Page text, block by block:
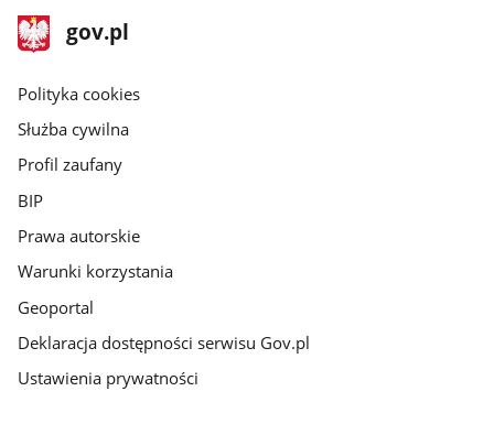
stopka
gov.pl
Strona
gov.pl
gov.pl
Polityka cookies
Służba cywilna
Profil zaufany
BIP
Prawa autorskie
Warunki korzystania
Geoportal
Deklaracja dostępności serwisu Gov.pl
Ustawienia prywatności